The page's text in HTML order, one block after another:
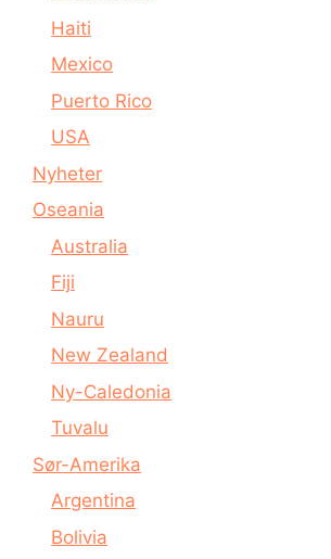
Haiti
Mexico
Puerto Rico
USA
Nyheter
Oseania
Australia
Fiji
Nauru
New Zealand
Ny-Caledonia
Tuvalu
Sør-Amerika
Argentina
Bolivia